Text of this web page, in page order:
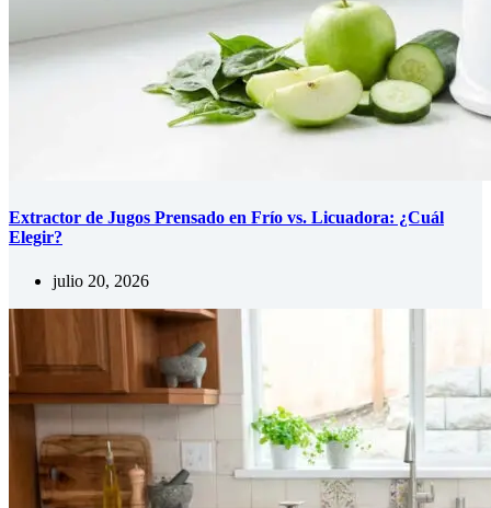
Extractor de Jugos Prensado en Frío vs. Licuadora: ¿Cuál
Elegir?
julio 20, 2026